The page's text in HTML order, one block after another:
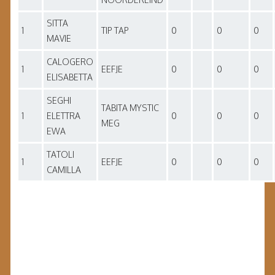
1
SITTA
MAVIE
TIP TAP 0 0 0
1
CALOGERO
ELISABETTA
EEFJE 0 0 0
1
SEGHI
ELETTRA
EWA
TABITA MYSTIC
MEG
0 0 0
1
TATOLI
CAMILLA
EEFJE 0 0 0